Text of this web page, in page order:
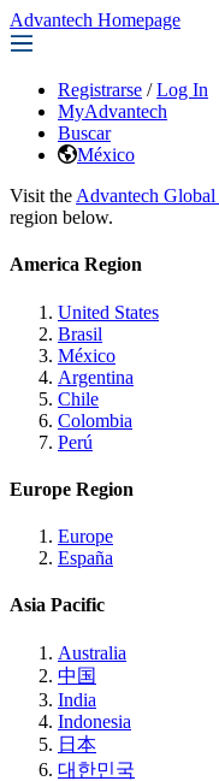
Advantech Homepage
Registrarse / Log In
MyAdvantech
Buscar
México
Visit the Advantech Global
region below.
America Region
United States
Brasil
México
Argentina
Chile
Colombia
Perú
Europe Region
Europe
España
Asia Pacific
Australia
中国
India
Indonesia
日本
대한민국